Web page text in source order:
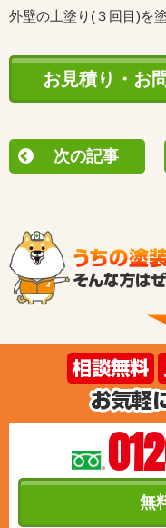
外壁の上塗り(３回目)を
お見積り・お
次の記事
無